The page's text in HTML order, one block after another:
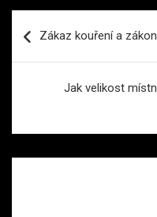
proZákaz kouření a
Jak velikost